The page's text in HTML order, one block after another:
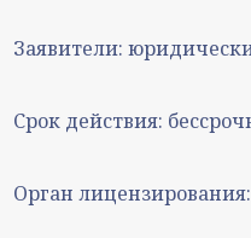
Заявители:
Срок действия:
Орган лицензирования: